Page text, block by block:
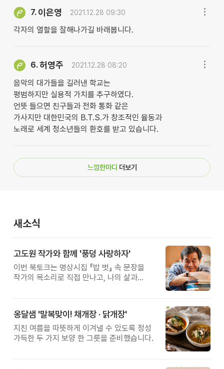
7. 이은영 2021.12.28 09:30
각자의 열할을 잘해나가길 바래봅니다.
6.허영주 2021.12.28 08:20
음악의 대가들을 길러낸 학교는
평범하지만 실용적 가치를 추구하였다.
언뜻 들으면 친구들과 전화 통화 같은
가사지만 대한민국의 B.T.S.가 창조적인 율동과
노래로 세계 청소년들의 환호를 받고 있습니다.
느낌한마디 더보기
새소식
고도원 작가와 함께 '풍덩 사랑하자'
이번 북토크는 명상시집 『밥 벗』 속 문장을
작가의 목소리로 직접 만나고, 나의 삶과
옹달샘 '말복맞이! 채개장 · 닭개장'
지친 여름을 따뜻하게 이겨낼 수 있도록 정성
가득한 두 가지 보양 한 그릇을 준비했습니다.